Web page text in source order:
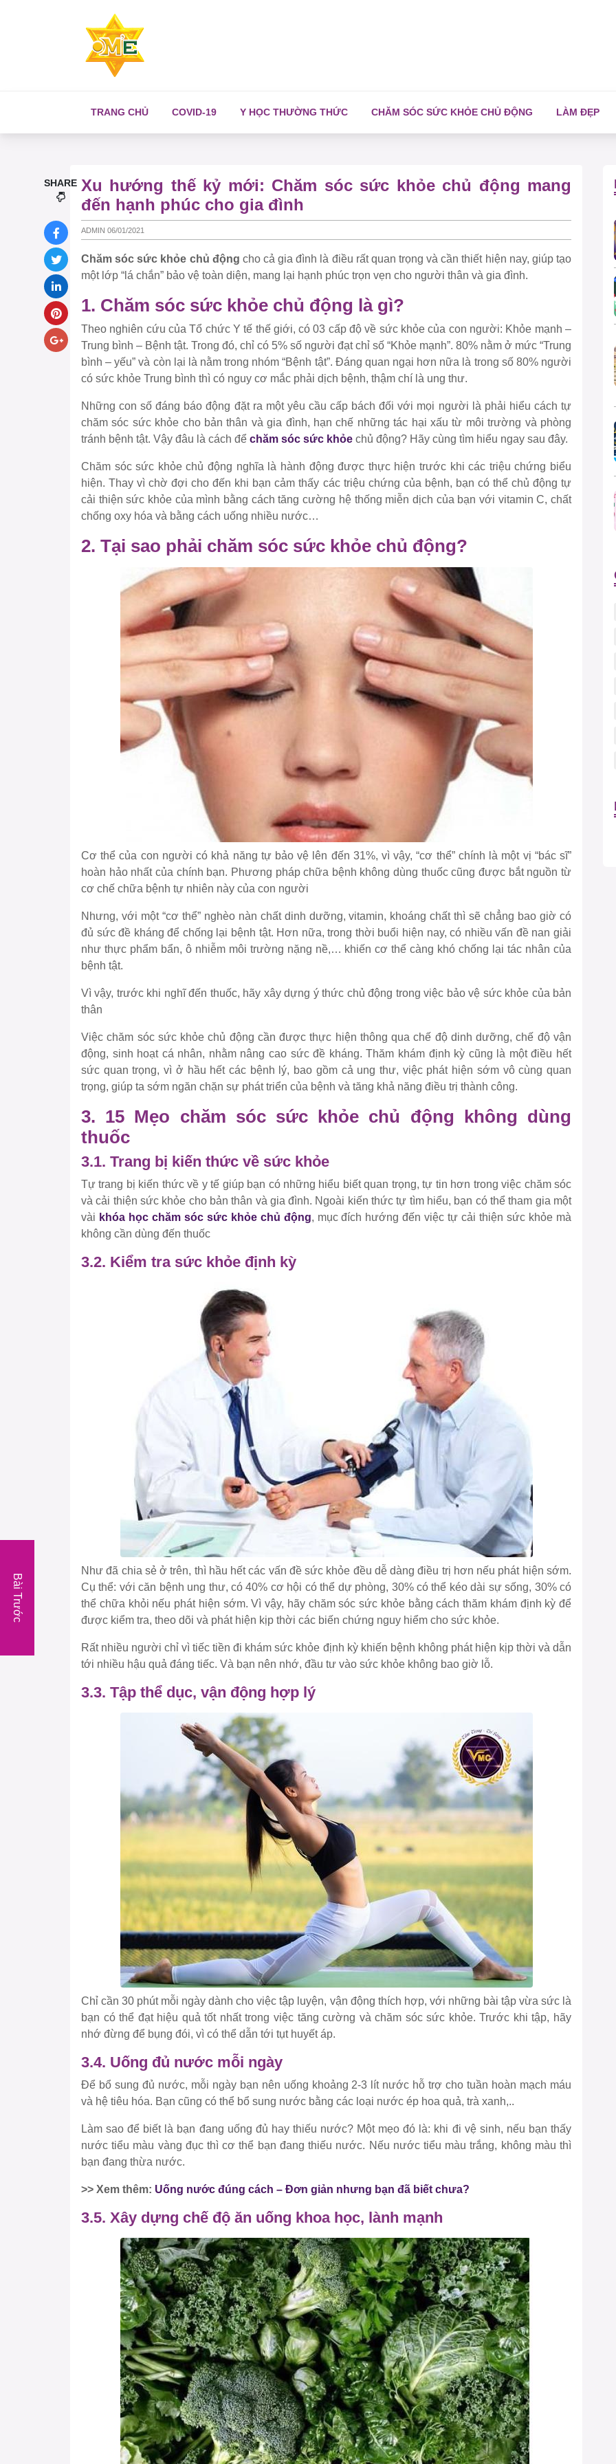
TRANG CHỦ COVID-19 Y HỌC THƯỜNG THỨC CHĂM SÓC SỨC KHỎE CHỦ ĐỘNG LÀM ĐẸP
Xu hướng thế kỷ mới: Chăm sóc sức khỏe chủ động mang
đến hạnh phúc cho gia đình
ADMIN 06/01/2021
Chăm sóc sức khỏe chủ động cho cả gia đình là điều rất quan trọng và cần thiết hiện nay, giúp tạo
một lớp “lá chắn” bảo vệ toàn diện, mang lại hạnh phúc trọn vẹn cho người thân và gia đình.
1. Chăm sóc sức khỏe chủ động là gì?
Theo nghiên cứu của Tổ chức Y tế thế giới, có 03 cấp độ về sức khỏe của con người: Khỏe mạnh –
Trung bình – Bệnh tật. Trong đó, chỉ có 5% số người đạt chỉ số “Khỏe mạnh”. 80% nằm ở mức “Trung
bình – yếu” và còn lại là nằm trong nhóm “Bệnh tật”. Đáng quan ngại hơn nữa là trong số 80% người
có sức khỏe Trung bình thì có nguy cơ mắc phải dịch bệnh, thậm chí là ung thư.
Những con số đáng báo động đặt ra một yêu cầu cấp bách đối với mọi người là phải hiểu cách tự
chăm sóc sức khỏe cho bản thân và gia đình, hạn chế những tác hại xấu từ môi trường và phòng
tránh bệnh tật. Vậy đâu là cách để chăm sóc sức khỏe chủ động? Hãy cùng tìm hiểu ngay sau đây.
Chăm sóc sức khỏe chủ động nghĩa là hành động được thực hiện trước khi các triệu chứng biểu
hiện. Thay vì chờ đợi cho đến khi bạn cảm thấy các triệu chứng của bệnh, bạn có thể chủ động tự
cải thiện sức khỏe của mình bằng cách tăng cường hệ thống miễn dịch của bạn với vitamin C, chất
chống oxy hóa và bằng cách uống nhiều nước…
2. Tại sao phải chăm sóc sức khỏe chủ động?
Cơ thể của con người có khả năng tự bảo vệ lên đến 31%, vì vậy, “cơ thể” chính là một vị “bác sĩ”
hoàn hảo nhất của chính bạn. Phương pháp chữa bệnh không dùng thuốc cũng được bắt nguồn từ
cơ chế chữa bệnh tự nhiên này của con người
Nhưng, với một “cơ thể” nghèo nàn chất dinh dưỡng, vitamin, khoáng chất thì sẽ chẳng bao giờ có
đủ sức đề kháng để chống lại bệnh tật. Hơn nữa, trong thời buổi hiện nay, có nhiều vấn đề nan giải
như thực phẩm bẩn, ô nhiễm môi trường nặng nề,… khiến cơ thể càng khó chống lại tác nhân của
bệnh tật.
Vì vậy, trước khi nghĩ đến thuốc, hãy xây dựng ý thức chủ động trong việc bảo vệ sức khỏe của bản
thân
Việc chăm sóc sức khỏe chủ động cần được thực hiện thông qua chế độ dinh dưỡng, chế độ vận
động, sinh hoạt cá nhân, nhằm nâng cao sức đề kháng. Thăm khám định kỳ cũng là một điều hết
sức quan trọng, vì ở hầu hết các bệnh lý, bao gồm cả ung thư, việc phát hiện sớm vô cùng quan
trọng, giúp ta sớm ngăn chặn sự phát triển của bệnh và tăng khả năng điều trị thành công.
3. 15 Mẹo chăm sóc sức khỏe chủ động không dùng
thuốc
3.1. Trang bị kiến thức về sức khỏe
Tự trang bị kiến thức về y tế giúp bạn có những hiểu biết quan trọng, tự tin hơn trong việc chăm sóc
và cải thiện sức khỏe cho bản thân và gia đình. Ngoài kiến thức tự tìm hiểu, bạn có thể tham gia một
vài khóa học chăm sóc sức khỏe chủ động, mục đích hướng đến việc tự cải thiện sức khỏe mà
không cần dùng đến thuốc
3.2. Kiểm tra sức khỏe định kỳ
Như đã chia sẻ ở trên, thì hầu hết các vấn đề sức khỏe đều dễ dàng điều trị hơn nếu phát hiện sớm.
Cụ thể: với căn bệnh ung thư, có 40% cơ hội có thể dự phòng, 30% có thể kéo dài sự sống, 30% có
thể chữa khỏi nếu phát hiện sớm. Vì vậy, hãy chăm sóc sức khỏe bằng cách thăm khám định kỳ để
được kiểm tra, theo dõi và phát hiện kịp thời các biến chứng nguy hiểm cho sức khỏe.
Rất nhiều người chỉ vì tiếc tiền đi khám sức khỏe định kỳ khiến bệnh không phát hiện kịp thời và dẫn
tới nhiều hậu quả đáng tiếc. Và bạn nên nhớ, đầu tư vào sức khỏe không bao giờ lỗ.
3.3. Tập thể dục, vận động hợp lý
Chỉ cần 30 phút mỗi ngày dành cho việc tập luyện, vận động thích hợp, với những bài tập vừa sức là
bạn có thể đạt hiệu quả tốt nhất trong việc tăng cường và chăm sóc sức khỏe. Trước khi tập, hãy
nhớ đừng để bụng đói, vì có thể dẫn tới tụt huyết áp.
3.4. Uống đủ nước mỗi ngày
Để bổ sung đủ nước, mỗi ngày bạn nên uống khoảng 2-3 lít nước hỗ trợ cho tuần hoàn mạch máu
và hệ tiêu hóa. Bạn cũng có thể bổ sung nước bằng các loại nước ép hoa quả, trà xanh,..
Làm sao để biết là bạn đang uống đủ hay thiếu nước? Một mẹo đó là: khi đi vệ sinh, nếu bạn thấy
nước tiểu màu vàng đục thì cơ thể bạn đang thiếu nước. Nếu nước tiểu màu trắng, không màu thì
bạn đang thừa nước.
>> Xem thêm: Uống nước đúng cách – Đơn giản nhưng bạn đã biết chưa?
3.5. Xây dựng chế độ ăn uống khoa học, lành mạnh
SHARE
Bài Trước